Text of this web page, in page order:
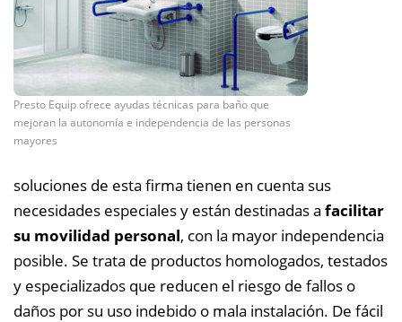
Presto Equip ofrece ayudas técnicas para baño que
mejoran la autonomía e independencia de las personas
mayores
soluciones de esta firma tienen en cuenta sus
necesidades especiales y están destinadas a facilitar
su movilidad personal, con la mayor independencia
posible. Se trata de productos homologados, testados
y especializados que reducen el riesgo de fallos o
daños por su uso indebido o mala instalación. De fácil